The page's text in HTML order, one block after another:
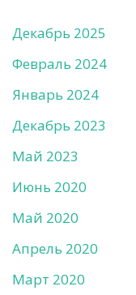
Декабрь 2025
Февраль 2024
Январь 2024
Декабрь 2023
Май 2023
Июнь 2020
Май 2020
Апрель 2020
Март 2020